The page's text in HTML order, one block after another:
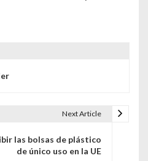
Next Article
las bolsas de plástico
de único uso en la UE